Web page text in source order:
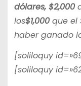
dólares, $2,000
los$1,000que el
haber ganado
[soliloquy
[soliloquy